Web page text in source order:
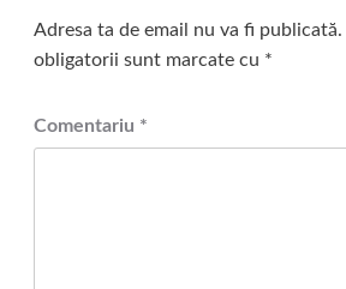
Adresa ta de email nu va fi publicată.
obligatorii sunt marcate cu *
Comentariu *